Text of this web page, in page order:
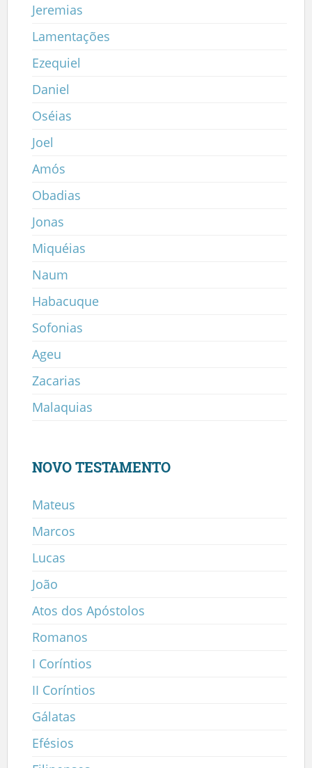
Jeremias
Lamentações
Ezequiel
Daniel
Oséias
Joel
Amós
Obadias
Jonas
Miquéias
Naum
Habacuque
Sofonias
Ageu
Zacarias
Malaquias
NOVO TESTAMENTO
Mateus
Marcos
Lucas
João
Atos dos Apóstolos
Romanos
I Coríntios
II Coríntios
Gálatas
Efésios